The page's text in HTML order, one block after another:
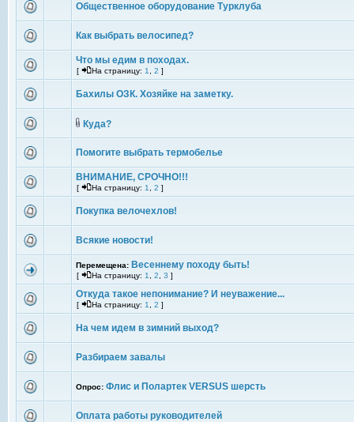
Общественное оборудование Турклуба
Как выбрать велосипед?
Что мы едим в походах.
[ На страницу: 1 2 ]
Бахилы ОЗК. Хозяйке на заметку.
Куда?
Помогите выбрать термобелье
ВНИМАНИЕ, СРОЧНО!!!
[ На страницу: 1 2 ]
Покупка велочехлов!
Всякие новости!
Перемещена: Весеннему походу быть!
[ На страницу: 1 2 3 ]
Откуда такое непонимание? И неуважение...
[ На страницу: 1 2 ]
На чем идем в зимний выход?
Разбираем завалы
Опрос: Флис и Полартек VERSUS шерсть
Оплата работы руководителей